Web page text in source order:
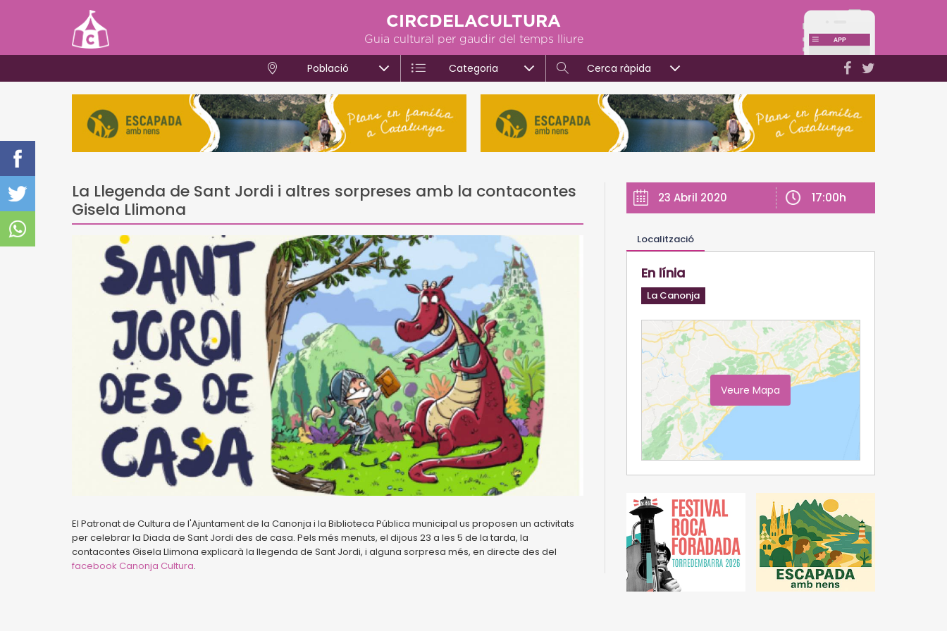
CIRCDELACULTURA
Guia cultural per gaudir del temps lliure
Població Categoria Cerca ràpida
La Llegenda de Sant Jordi i altres sorpreses amb la contacontes
Gisela Llimona
El Patronat de Cultura de l'Ajuntament de la Canonja i la Biblioteca Pública municipal us proposen un activitats
per celebrar la Diada de Sant Jordi des de casa. Pels més menuts, el dijous 23 a les 5 de la tarda, la
contacontes Gisela Llimona explicarà la llegenda de Sant Jordi, i alguna sorpresa més, en directe des del
facebook Canonja Cultura.
23 Abril 2020 17:00h
Localització
En línia
La Canonja
Veure Mapa